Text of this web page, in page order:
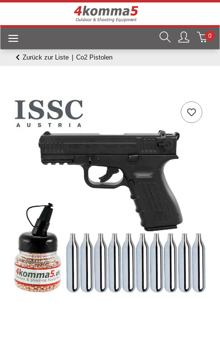
0
Zurück zur Liste Co2 Pistolen